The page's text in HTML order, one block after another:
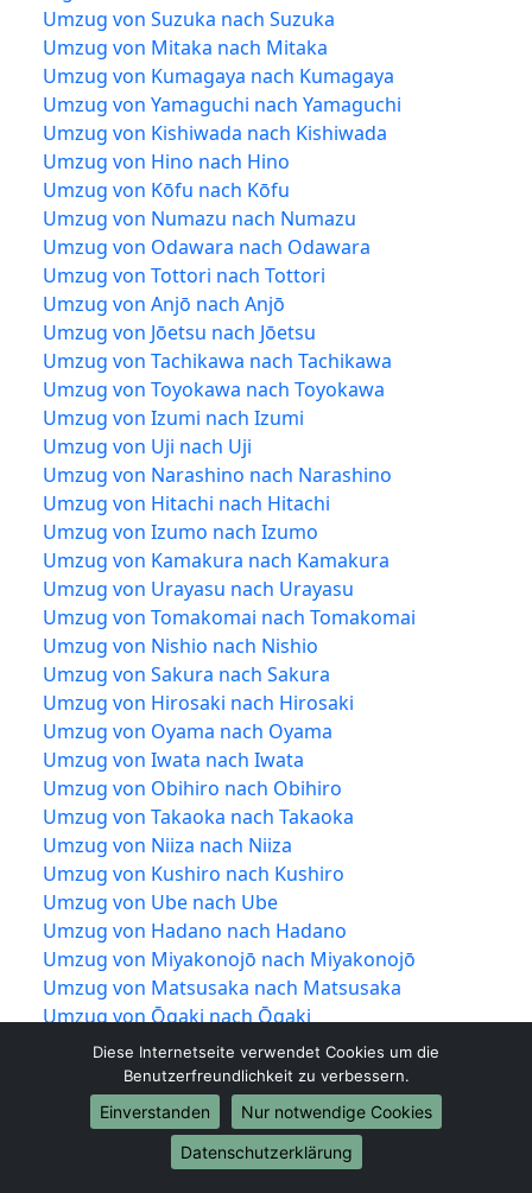
Umzug von Suzuka nach Suzuka
Umzug von Mitaka nach Mitaka
Umzug von Kumagaya nach Kumagaya
Umzug von Yamaguchi nach Yamaguchi
Umzug von Kishiwada nach Kishiwada
Umzug von Hino nach Hino
Umzug von Kōfu nach Kōfu
Umzug von Numazu nach Numazu
Umzug von Odawara nach Odawara
Umzug von Tottori nach Tottori
Umzug von Anjō nach Anjō
Umzug von Jōetsu nach Jōetsu
Umzug von Tachikawa nach Tachikawa
Umzug von Toyokawa nach Toyokawa
Umzug von Izumi nach Izumi
Umzug von Uji nach Uji
Umzug von Narashino nach Narashino
Umzug von Hitachi nach Hitachi
Umzug von Izumo nach Izumo
Umzug von Kamakura nach Kamakura
Umzug von Urayasu nach Urayasu
Umzug von Tomakomai nach Tomakomai
Umzug von Nishio nach Nishio
Umzug von Sakura nach Sakura
Umzug von Hirosaki nach Hirosaki
Umzug von Oyama nach Oyama
Umzug von Iwata nach Iwata
Umzug von Obihiro nach Obihiro
Umzug von Takaoka nach Takaoka
Umzug von Niiza nach Niiza
Umzug von Kushiro nach Kushiro
Umzug von Ube nach Ube
Umzug von Hadano nach Hadano
Umzug von Miyakonojō nach Miyakonojō
Umzug von Matsusaka nach Matsusaka
Umzug von Ōgaki nach Ōgaki
Umzug von Hitachinaka nach Hitachinaka
Umzug von Tochigi nach Tochigi
Umzug von Ueda nach Ueda
Umzug von Kariya nach Kariya
Umzug von Noda nach Noda
Diese Internetseite verwendet Cookies um die
Benutzerfreundlichkeit zu verbessern.
Einverstanden
Nur notwendige Cookies
Datenschutzerklärung